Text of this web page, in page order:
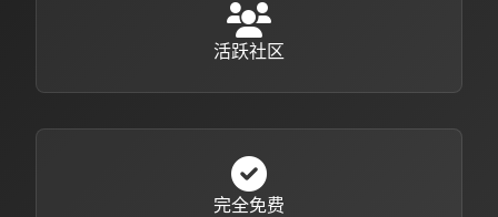
活跃社区
完全免费